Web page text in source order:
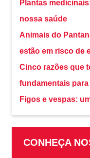
Plantas
nossa saúde
Animais do
estão em risco de
Cinco razões que
fundamentais para
Figos e vespas:
CONHEÇA